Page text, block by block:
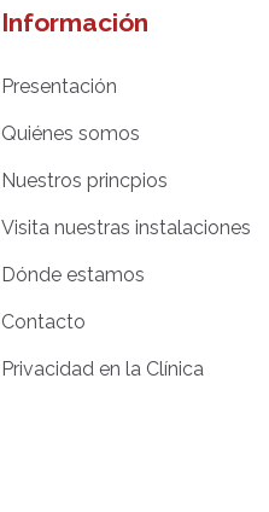
Información
Presentación
Quiénes somos
Nuestros princpios
Visita nuestras instalaciones
Dónde estamos
Contacto
Privacidad en la Clínica